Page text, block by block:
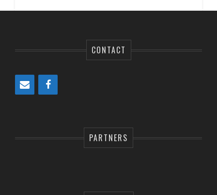
CONTACT
PARTNERS